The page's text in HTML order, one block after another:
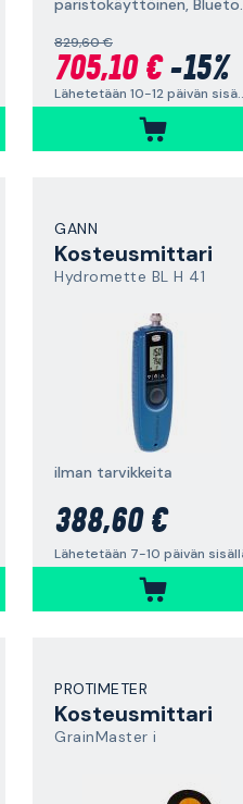
829,60 €
705,10 €-15%
GANN
Kosteusmittari
Hydromette BL H 41
ilman tarvikkeita
388,60 €
Lähetetään 7-10 päivän
PROTIMETER
Kosteusmittari
GrainMaster i